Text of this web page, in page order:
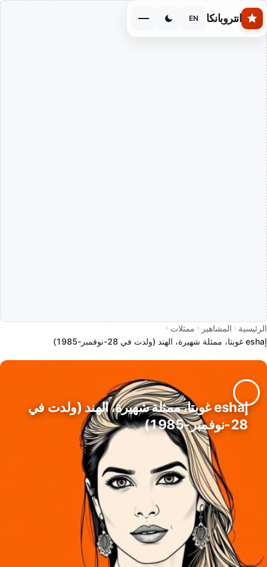
Skip to main content
انتروبانكا EN
الرئيسية المشاهير
ممثلات
إesha غوبتا، ممثلة شهيرة، الهند (ولدت في 28-نوفمبر-1985)
إesha غوبتا، ممثلة شهيرة، الهند (ولدت في
28-نوفمبر-1985)